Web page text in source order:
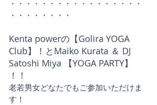
・・・・・・・・・・・・・・・・・
・・・・・・・・
Kenta powerの【Golira YOGA
Club】！とMaiko Kurata ＆ DJ
Satoshi Miya 【YOGA PARTY】
！！
老若男女どなたでもご参加いただけま
す！